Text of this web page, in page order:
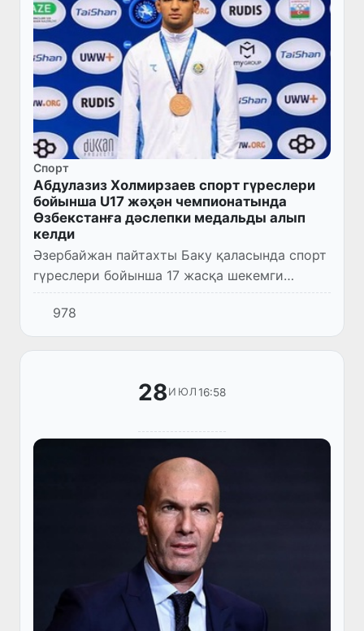
Спорт
Абдулазиз Холмирзаев спорт гүреслери
бойынша U17 жәҳән чемпионатында
Өзбекстанға дәслепки медальды алып
келди
Әзербайжан пайтахты Баку қаласында спорт
гүреслери бойынша 17 жасқа шекемги
спортшылар арасында жәҳән чемпионаты
басланды. Грек-рим гүреси бойынша
өткерилген жарыста Өзбекстан сайл...
978
28ИЮЛ 16:58